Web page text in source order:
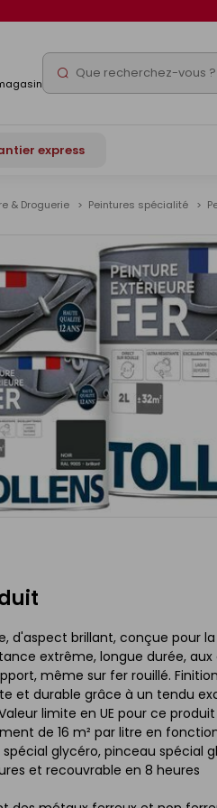
Rechercher
express
& Droguerie Peintures spécialité
d'aspect brillant, conçue pour
extrême, longue durée,
même sur fer rouillé.
et durable grâce à un tendu
limite en UE pour ce
de 16 m² par litre en
glycéro, pinceau spécial
et recouvrable en 8 heures